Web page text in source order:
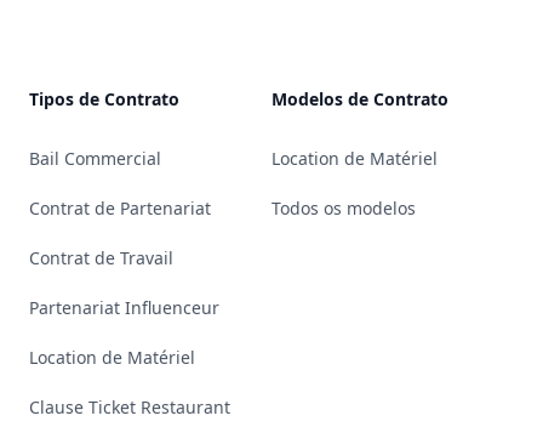
Tipos de Contrato
Bail Commercial
Contrat de Partenariat
Contrat de Travail
Partenariat Influenceur
Location de Matériel
Clause Ticket Restaurant
Modelos de Contrato
Location de Matériel
Todos os modelos